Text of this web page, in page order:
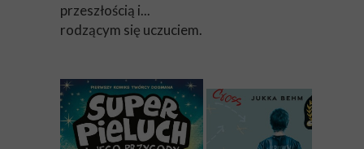
przeszłością i...
rodzącym się uczuciem.